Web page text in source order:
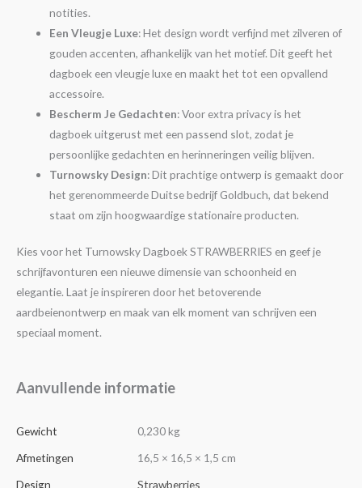
notities.
Een Vleugje Luxe: Het design wordt verfijnd met zilveren of
gouden accenten, afhankelijk van het motief. Dit geeft het
dagboek een vleugje luxe en maakt het tot een opvallend
accessoire.
Bescherm Je Gedachten: Voor extra privacy is het
dagboek uitgerust met een passend slot, zodat je
persoonlijke gedachten en herinneringen veilig blijven.
Turnowsky Design: Dit prachtige ontwerp is gemaakt door
het gerenommeerde Duitse bedrijf Goldbuch, dat bekend
staat om zijn hoogwaardige stationaire producten.
Kies voor het Turnowsky Dagboek STRAWBERRIES en geef je
schrijfavonturen een nieuwe dimensie van schoonheid en
elegantie. Laat je inspireren door het betoverende
aardbeienontwerp en maak van elk moment van schrijven een
speciaal moment.
Aanvullende informatie
Gewicht
0,230 kg
Afmetingen
16,5 × 16,5 × 1,5 cm
Design
Strawberries